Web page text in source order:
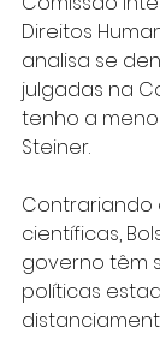
Direitos
analisa se
julgadas na
tenho a
Steiner.
Contrariando
científicas,
governo têm
políticas